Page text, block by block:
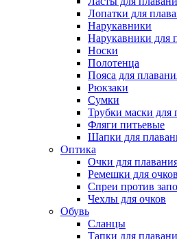
Лопатки для
Нарукавники
Нарукавники для
Носки
Полотенца
Пояса для
Рюкзаки
Сумки
Трубки маски для
Фляги питьевые
Шапки для
Оптика
Очки для
Ремешки для
Спреи против
Чехлы для очков
Обувь
Сланцы
Тапки для